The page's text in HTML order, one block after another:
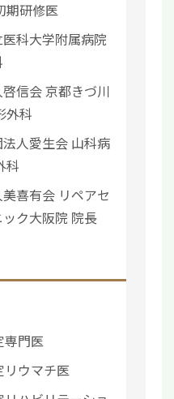
期研修医
科大学附属病院
信会 京都きづ川
外科
人愛生会 山科病
科
喜有会 リペアセ
ク大阪院 院長
専門医
リウマチ医